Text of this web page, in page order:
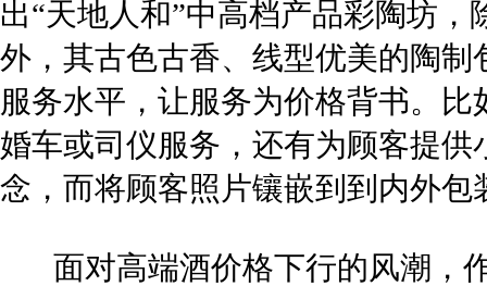
出“天地人和”中高档产品彩陶坊
外，其古色古香、线型优美的陶
服务水平，让服务为价格背书。
婚车或司仪服务，还有为顾客提
念，而将顾客照片镶嵌到到内外
面对高端酒价格下行的风潮，